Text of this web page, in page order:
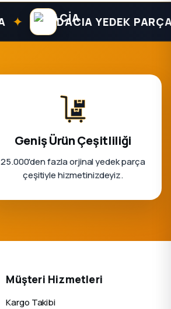
DACIA YEDEK PARÇA ✦
Geniş Ürün Çeşitliliği
25.000'den fazla orjinal yedek parça
çeşitiyle hizmetinizdeyiz.
Müşteri Hizmetleri
Kargo Takibi